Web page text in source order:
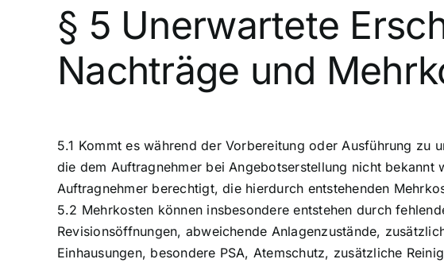
§ 5 Unerwartete
Nachträge und
5.1 Kommt es während der Vorbereitung oder Ausführung zu
die dem Auftragnehmer bei Angebotserstellung nicht
Auftragnehmer berechtigt, die hierdurch entstehenden
5.2 Mehrkosten können insbesondere entstehen durch
Revisionsöffnungen, abweichende Anlagenzustände,
Einhausungen, besondere PSA, Atemschutz, zusätzliche